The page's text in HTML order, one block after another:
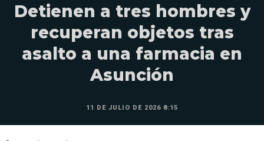
Detienen a tres hombres y
recuperan objetos tras
asalto a una farmacia en
Asunción
11 DE JULIO DE 2026 8:15